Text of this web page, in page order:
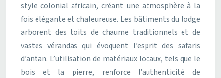
style colonial africain, créant une atmosphère à la
fois élégante et chaleureuse. Les bâtiments du lodge
arborent des toits de chaume traditionnels et de
vastes vérandas qui évoquent l’esprit des safaris
d’antan. L’utilisation de matériaux locaux, tels que le
bois et la pierre, renforce l’authenticité de